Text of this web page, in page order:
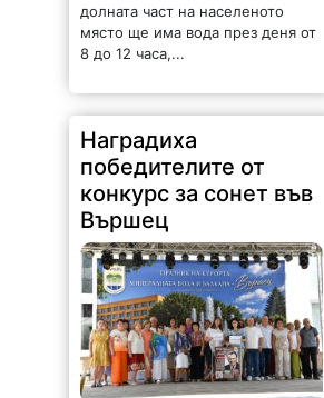
142 | 2026-08-06 15:40:39
За девета поредна година във
Вършец се проведе конкурсът
„Награда Лъчезар Станчев за
сонет – песен 2026“, а
награждаването се състоя пред
НЧ „Христо Ботев 1900“ и бе част
от...